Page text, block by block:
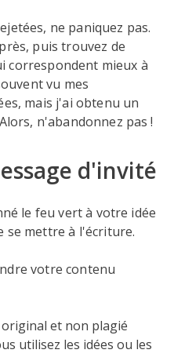
ne paniquez pas.
puis trouvez de
correspondent mieux à
vu mes
mais j'ai obtenu un
n'abandonnez pas !
d'invité
le feu vert à votre idée
se mettre à l'écriture.
votre contenu
et non plagié
utilisez les idées ou les